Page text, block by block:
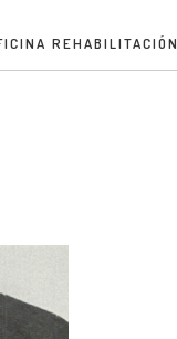
REHABILITACIÓN